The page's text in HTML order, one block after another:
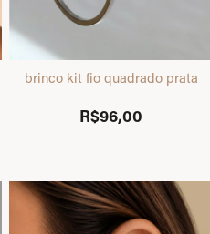
brinco kit fio quadrado prata
R$96,00